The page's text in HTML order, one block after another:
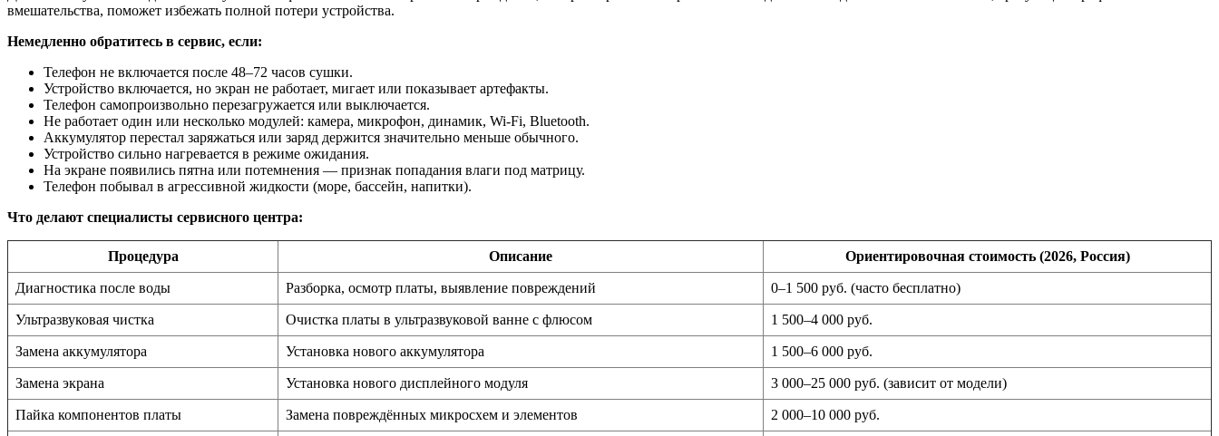
вмешательства, поможет избежать полной потери устройства.
Немедленно обратитесь в сервис, если:
Телефон не включается после 48–72 часов сушки.
Устройство включается, но экран не работает, мигает или показывает артефакты.
Телефон самопроизвольно перезагружается или выключается.
Не работает один или несколько модулей: камера, микрофон, динамик, Wi-Fi, Bluetooth.
Аккумулятор перестал заряжаться или заряд держится значительно меньше обычного.
Устройство сильно нагревается в режиме ожидания.
На экране появились пятна или потемнения — признак попадания влаги под матрицу.
Телефон побывал в агрессивной жидкости (море, бассейн, напитки).
Что делают специалисты сервисного центра:
Процедура Описание Ориентировочная стоимость (2026, Россия)
Диагностика после воды Разборка, осмотр платы, выявление повреждений 0–1 500 руб. (часто бесплатно)
Ультразвуковая чистка Очистка платы в ультразвуковой ванне с флюсом 1 500–4 000 руб.
Замена аккумулятора Установка нового аккумулятора 1 500–6 000 руб.
Замена экрана Установка нового дисплейного модуля 3 000–25 000 руб. (зависит от модели)
Пайка компонентов платы Замена повреждённых микросхем и элементов 2 000–10 000 руб.